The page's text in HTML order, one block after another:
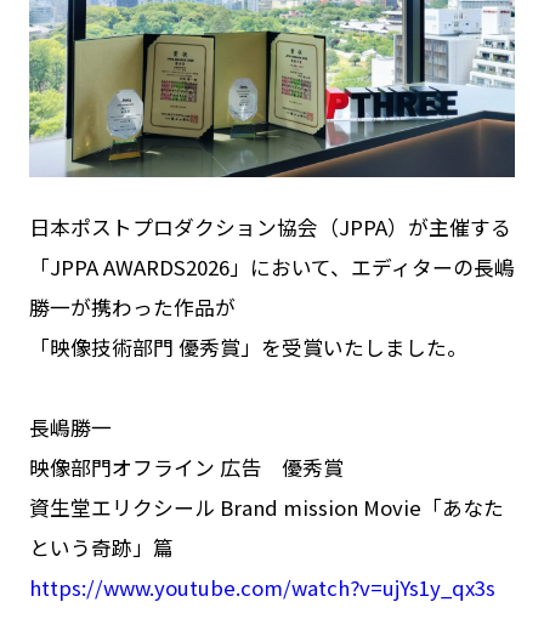
NEWS
RECRUIT
ACCESS
日本ポストプロダクション協会（JPPA）が主催する
「JPPA AWARDS2026」において、エディターの長嶋
勝一が携わった作品が
「映像技術部門 優秀賞」を受賞いたしました。
長嶋勝一
映像部門オフライン 広告 優秀賞
資生堂エリクシール Brand mission Movie「あなた
という奇跡」篇
https://www.youtube.com/watch?v=ujYs1y_qx3s